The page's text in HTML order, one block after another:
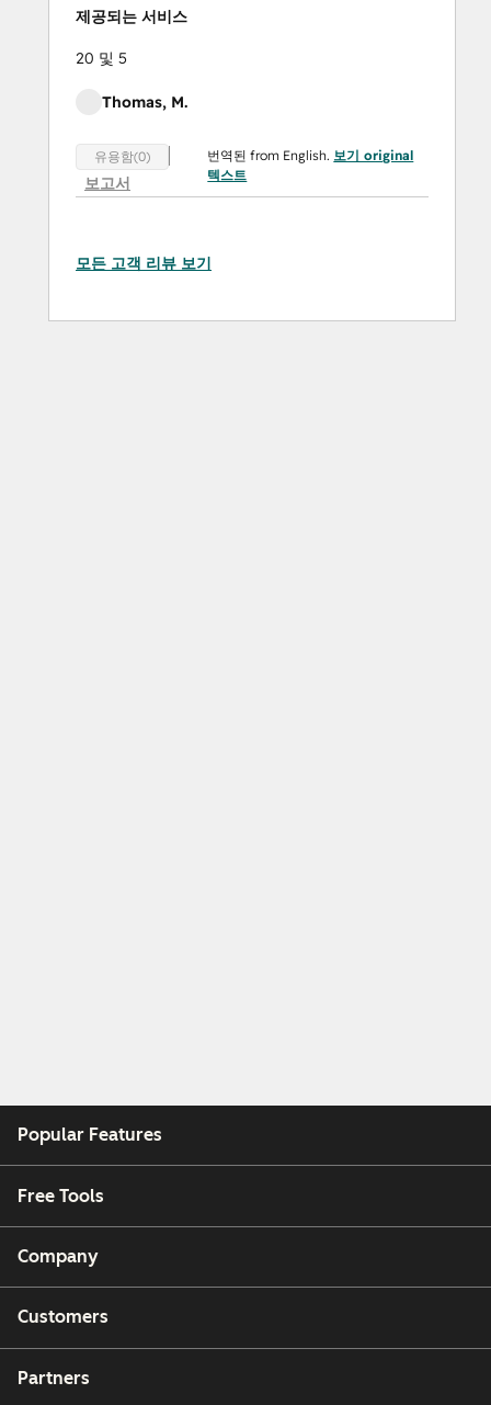
제공되는 서비스
20 및 5
Thomas, M.
유용함(0)
보고서
번역된 from English.보기 original
텍스트
모든 고객 리뷰 보기
Popular Features
Free Tools
Company
Customers
Partners